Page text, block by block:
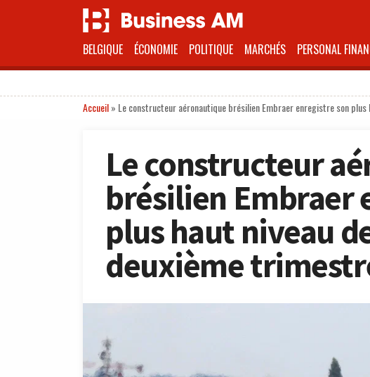
BELGIQUE ÉCONOMIE POLITIQUE MARCHÉS PERSONAL
Accueil» Le constructeur aéronautique brésilien Embraer enregistre son
Le constructeur
brésilien Embraer
plus haut niveau
deuxième